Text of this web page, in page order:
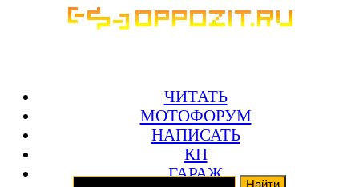
ЧИТАТЬ
МОТОФОРУМ
НАПИСАТЬ
КП
ГАРАЖ